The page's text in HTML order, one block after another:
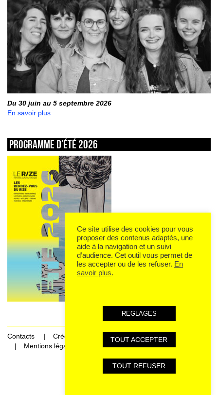
Du 30 juin au 5 septembre 2026
En savoir plus
Programme d’été 2026
Contacts
Crédits
Mentions légales et données personnelles
Ce site utilise des cookies pour vous
proposer des contenus adaptés, une
aide à la navigation et un suivi
d’audience. Cet outil vous permet de
les accepter ou de les refuser. En
savoir plus.
REGLAGES
TOUT ACCEPTER
TOUT REFUSER